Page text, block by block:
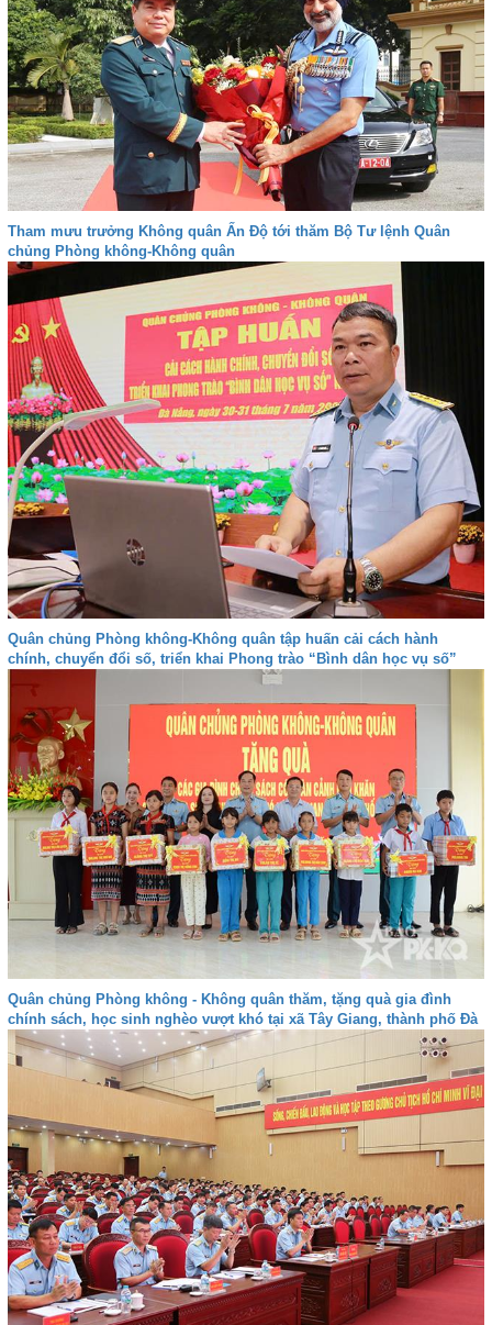
Tham mưu trưởng Không quân Ấn Độ tới thăm Bộ Tư lệnh Quân
chủng Phòng không-Không quân
Quân chủng Phòng không-Không quân tập huấn cải cách hành
chính, chuyển đổi số, triển khai Phong trào “Bình dân học vụ số”
Quân chủng Phòng không - Không quân thăm, tặng quà gia đình
chính sách, học sinh nghèo vượt khó tại xã Tây Giang, thành phố Đà
nẵng